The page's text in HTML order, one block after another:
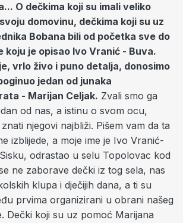
O dečkima koji su imali veliko
domovinu, dečkima koji su uz
Bobana bili od početka sve do
koju je opisao Ivo Vranić - Buva.
vrlo živo i puno detalja, donosimo
jedan od junaka
- Marijan Celjak. Zvali smo ga
od nas, a istinu o svom ocu,
njegovi najbliži. Pišem vam da ta
izblijede, a moje ime je Ivo Vranić-
odrastao u selu Topolovac kod
ne zaborave dečki iz tog sela, nas
klupa i dječijih dana, a ti su
prvima organizirani u obrani našeg
Dečki koji su uz pomoć Marijana